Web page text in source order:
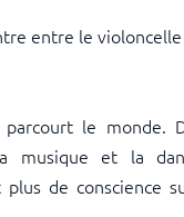
entre le
parcourt le monde.
musique et la
plus de conscience